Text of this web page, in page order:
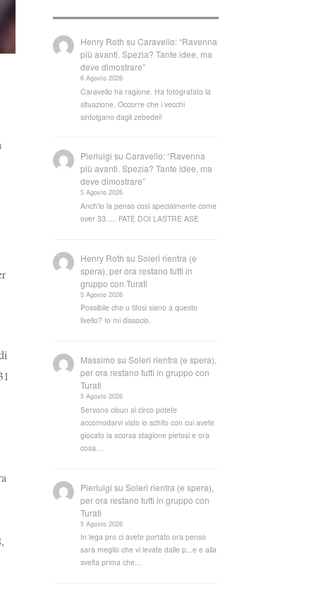
Henry Roth suCaravello: “Ravenna
più avanti. Spezia? Tante idee, ma
deve dimostrare”
6 Agosto 2026
Caravello ha ragione. Ha fotografato la
situazione. Occorre che i vecchi
sintolgano dagli zebedei!
Pierluigi suCaravello: “Ravenna
più avanti. Spezia? Tante idee, ma
deve dimostrare”
5 Agosto 2026
Anch'io la penso così specialmente come
over 33..... FATE DOI LASTRE ASE
Henry Roth suSoleri rientra (e
spera), per ora restano tutti in
gruppo con Turati
5 Agosto 2026
Possibile che u tifosi siano a questo
livello? Io mi dissocio.
Massimo suSoleri rientra (e spera),
per ora restano tutti in gruppo con
Turati
5 Agosto 2026
Servono cloun al circo potete
accomodarvi visto lo schifo con cui avete
giocato la scorsa stagione pietosi e ora
cosa…
Pierluigi suSoleri rientra (e spera),
per ora restano tutti in gruppo con
Turati
5 Agosto 2026
In lega pro ci avete portato ora penso
sarà meglio che vi levate dalle p...e e alla
svelta prima che…